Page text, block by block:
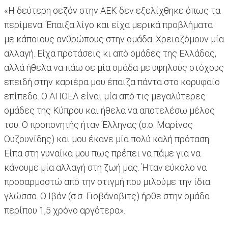
«Η δεύτερη σεζόν στην ΑΕΚ δεν εξελίχθηκε όπως τα
περίμενα. Έπαιξα λίγο και είχα μερικά προβλήματα
με κάποιους ανθρώπους στην ομάδα. Χρειαζόμουν μία
αλλαγή. Είχα προτάσεις κι από ομάδες της Ελλάδας,
αλλά ήθελα να πάω σε μία ομάδα με υψηλούς στόχους
επειδή στην καριέρα μου έπαιζα πάντα στο κορυφαίο
επίπεδο. Ο ΑΠΟΕΛ είναι μία από τις μεγαλύτερες
ομάδες της Κύπρου και ήθελα να αποτελέσω μέλος
του. Ο προπονητής ήταν Έλληνας (σ.σ. Μαρίνος
Ουζουνίδης) και μου έκανε μία πολύ καλή πρόταση.
Είπα στη γυναίκα μου πως πρέπει να πάμε για να
κάνουμε μία αλλαγή στη ζωή μας. Ήταν εύκολο να
προσαρμοστώ από την στιγμή που μιλούμε την ίδια
γλώσσα. Ο Ιβάν (σ.σ. Γιοβάνοβιτς) ήρθε στην ομάδα
περίπου 1,5 χρόνο αργότερα».